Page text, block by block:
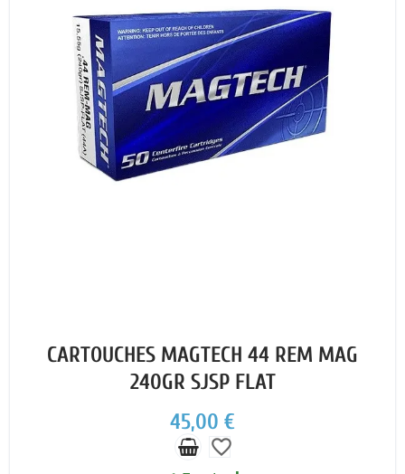
CARTOUCHES MAGTECH 44 REM MAG
240GR SJSP FLAT
45,00 €
favorite_border